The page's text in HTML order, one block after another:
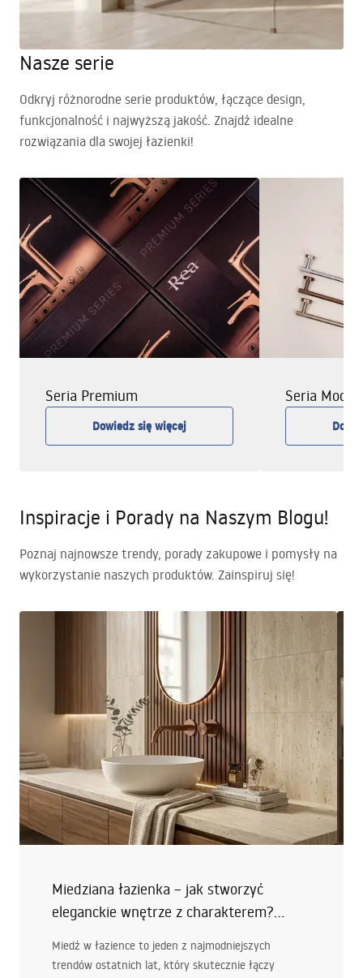
Nasze serie
Odkryj różnorodne serie produktów, łączące design,
funkcjonalność i najwyższą jakość. Znajdź idealne
rozwiązania dla swojej łazienki!
Seria Premium
Dowiedz się więcej
Seria
Inspiracje i Porady na Naszym Blogu!
Poznaj najnowsze trendy, porady zakupowe i pomysły na
wykorzystanie naszych produktów. Zainspiruj się!
Miedziana łazienka – jak stworzyć
eleganckie wnętrze z charakterem?
Miedź w łazience to jeden z najmodniejszych
trendów ostatnich lat, który skutecznie łączy